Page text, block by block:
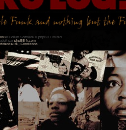
® Forum Software © phpBB Limited
par phpBB-fr.com
Conditions